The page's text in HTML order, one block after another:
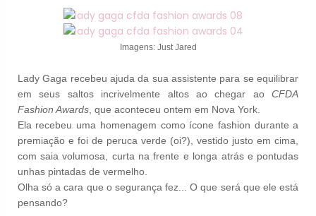
Imagens: Just Jared
Lady Gaga recebeu ajuda da sua assistente para se equilibrar
em seus saltos incrivelmente altos ao chegar aoCFDA
Fashion Awards, que aconteceu ontem em Nova York.
Ela recebeu uma homenagem como ícone fashion durante a
premiação e foi de peruca verde (oi?), vestido justo em cima,
com saia volumosa, curta na frente e longa atrás e pontudas
unhas pintadas de vermelho.
Olha só a cara que o segurança fez... O que será que ele está
pensando?